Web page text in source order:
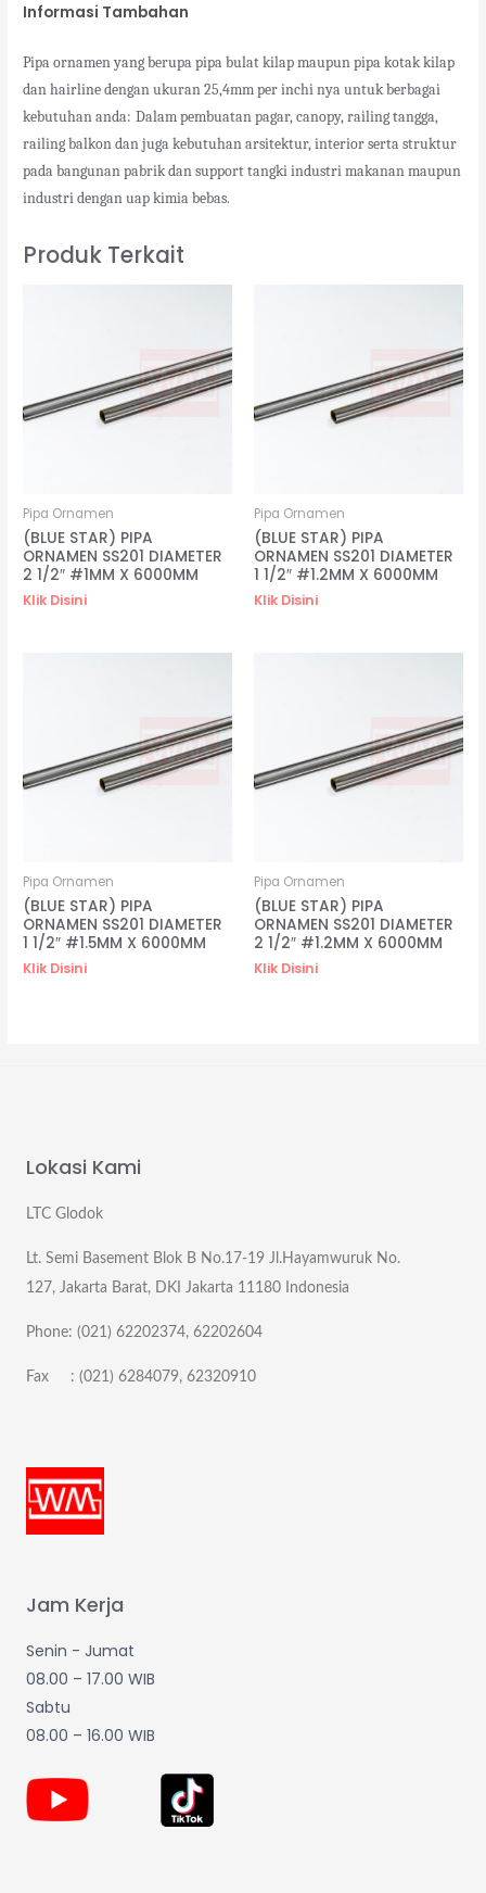
Informasi Tambahan
Pipa ornamen yang berupa pipa bulat kilap maupun pipa kotak kilap
dan hairline dengan ukuran 25,4mm per inchi nya untuk berbagai
kebutuhan anda: Dalam pembuatan pagar, canopy, railing tangga,
railing balkon dan juga kebutuhan arsitektur, interior serta struktur
pada bangunan pabrik dan support tangki industri makanan maupun
industri dengan uap kimia bebas.
Produk Terkait
Pipa Ornamen
(BLUE STAR) PIPA
ORNAMEN SS201 DIAMETER
2 1/2″ #1MM X 6000MM
Klik Disini
Pipa Ornamen
(BLUE STAR) PIPA
ORNAMEN SS201 DIAMETER
1 1/2″ #1.2MM X 6000MM
Klik Disini
Pipa Ornamen
(BLUE STAR) PIPA
ORNAMEN SS201 DIAMETER
1 1/2″ #1.5MM X 6000MM
Klik Disini
Pipa Ornamen
(BLUE STAR) PIPA
ORNAMEN SS201 DIAMETER
2 1/2″ #1.2MM X 6000MM
Klik Disini
Lokasi Kami
LTC Glodok
Lt. Semi Basement Blok B No.17-19 Jl.Hayamwuruk No.
127, Jakarta Barat, DKI Jakarta 11180 Indonesia
Phone: (021) 62202374, 62202604
Fax : (021) 6284079, 62320910
Jam Kerja
Senin - Jumat
08.00 – 17.00 WIB
Sabtu
08.00 – 16.00 WIB